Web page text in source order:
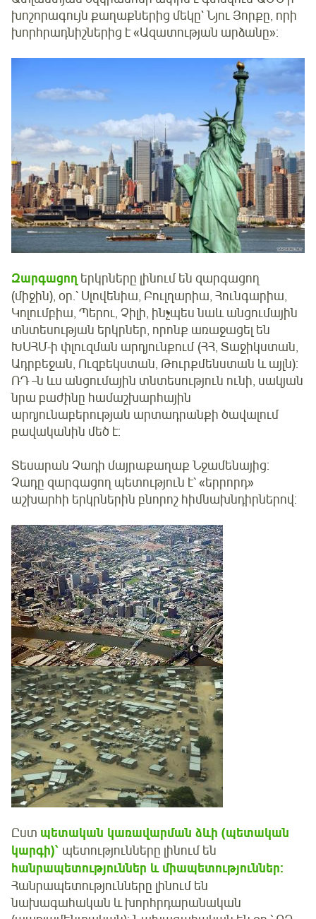
խոշորագույն քաղաքներից մեկը` Նյու Յորքը, որի
խորհրադնիշներից է «Ազատության արձանը»:
Զարգացող երկրները լինում են զարգացող
(միջին), օր.՝ Սլովենիա, Բուլղարիա, Հունգարիա,
Կոլումբիա, Պերու, Չիլի, ինչպես նաև անցումային
տնտեսության երկրներ, որոնք առաջացել են
ԽՍՀՄ-ի փլուզման արդյունքում (ՀՀ, Տաջիկստան,
Ադրբեջան, Ուզբեկստան, Թուրքմենստան և այլն):
ՌԴ –ն ևս անցումային տնտեսություն ունի, սակյան
նրա բաժինը համաշխարհային
արդյունաբերության արտադրանքի ծավալում
բավականին մեծ է:
Տեսարան Չադի մայրաքաղաք Նջամենայից:
Չադը զարգացող պետություն է՝ «երրորդ»
աշխարհի երկրներին բնորոշ հիմնախնդիրներով:
Ըստ պետական կառավարման ձևի (պետական
կարգի)՝ պետությունները լինում են
հանրապետություններ և միապետություններ:
Հանրապետությունները լինում են
նախագահական և խորհրդարանական